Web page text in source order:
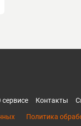
сервисе Контакты
Политика